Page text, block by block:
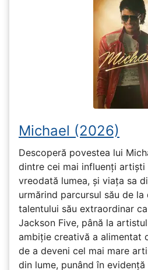
Michael (2026)
Descoperă povestea lui
dintre cei mai influenți
vreodată lumea, și viața sa
urmărind parcursul său de la
talentului său extraordinar
Jackson Five, până la
ambiție creativă a alimentat
de a deveni cel mai mare
din lume, punând în